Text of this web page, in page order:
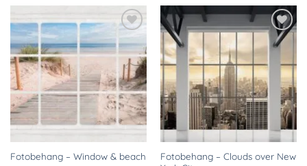
Toevoegen
aan
verlanglijst
Fotobehang – Window & beach
Toevoegen
aan
Fotobehang – Clouds over New